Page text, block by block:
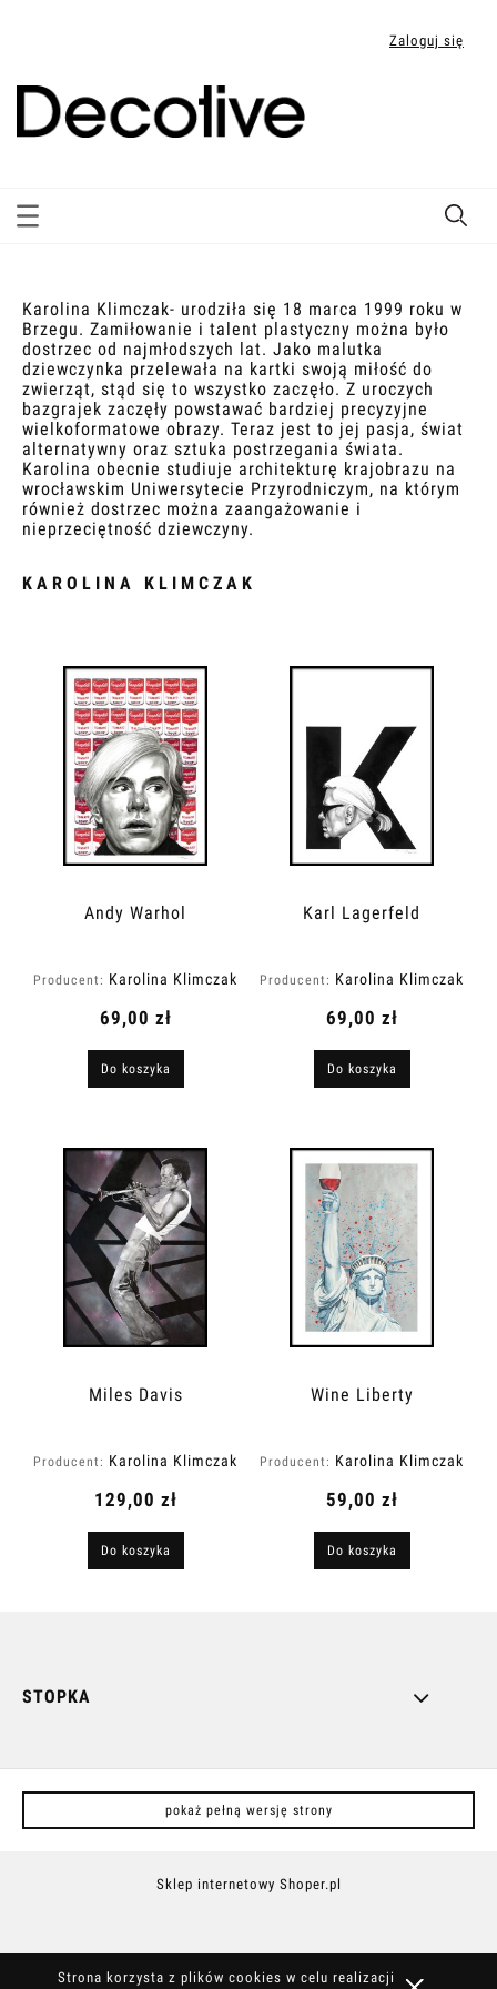
Strona korzysta z plików cookies w celu realizacji
Zaloguj się
Karolina Klimczak- urodziła się 18 marca 1999 roku w
Brzegu. Zamiłowanie i talent plastyczny można było
dostrzec od najmłodszych lat. Jako malutka
dziewczynka przelewała na kartki swoją miłość do
zwierząt, stąd się to wszystko zaczęło. Z uroczych
bazgrajek zaczęły powstawać bardziej precyzyjne
wielkoformatowe obrazy. Teraz jest to jej pasja, świat
alternatywny oraz sztuka postrzegania świata.
Karolina obecnie studiuje architekturę krajobrazu na
wrocławskim Uniwersytecie Przyrodniczym, na którym
również dostrzec można zaangażowanie i
nieprzeciętność dziewczyny.
KAROLINA KLIMCZAK
Andy Warhol
Producent: Karolina Klimczak
69,00 zł
Do koszyka
Karl Lagerfeld
Producent: Karolina Klimczak
69,00 zł
Do koszyka
Miles Davis
Producent: Karolina Klimczak
129,00 zł
Do koszyka
Wine Liberty
Producent: Karolina Klimczak
59,00 zł
Do koszyka
STOPKA
pokaż pełną wersję strony
Sklep internetowy Shoper.pl